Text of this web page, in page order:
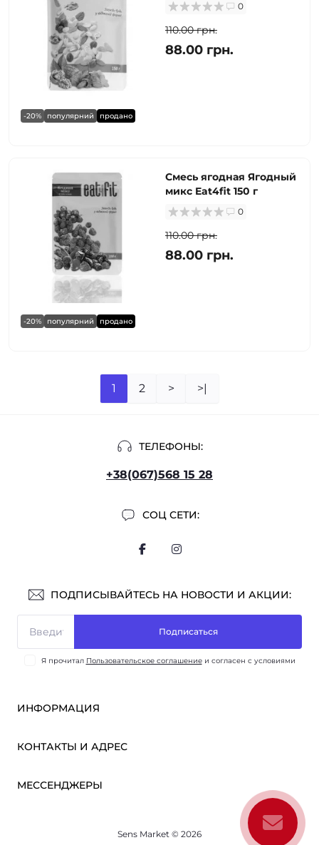
-20% популярний продано
0
110.00 грн.
88.00 грн.
-20% популярний продано
Смесь ягодная Ягодный
микс Eat4fit 150 г
0
110.00 грн.
88.00 грн.
1 2 > >|
ТЕЛЕФОНЫ:
+38(067)568 15 28
СОЦ СЕТИ:
ПОДПИСЫВАЙТЕСЬ НА НОВОСТИ И АКЦИИ:
Подписаться
Я прочитал Пользовательское соглашениеи согласен с условиями
ИНФОРМАЦИЯ
ОПТ
О нас
КОНТАКТЫ И АДРЕС
МЕССЕНДЖЕРЫ
Sens Market © 2026